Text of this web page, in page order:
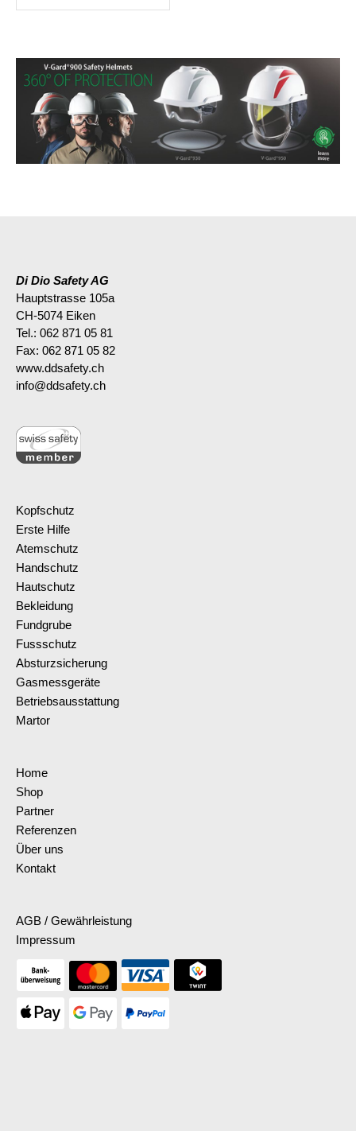
Di Dio Safety AG
Hauptstrasse 105a
CH-5074 Eiken
Tel.: 062 871 05 81
Fax: 062 871 05 82
www.ddsafety.ch
info@ddsafety.ch
Kopfschutz
Erste Hilfe
Atemschutz
Handschutz
Hautschutz
Bekleidung
Fundgrube
Fussschutz
Absturzsicherung
Gasmessgeräte
Betriebsausstattung
Martor
Home
Shop
Partner
Referenzen
Über uns
Kontakt
AGB / Gewährleistung
Impressum